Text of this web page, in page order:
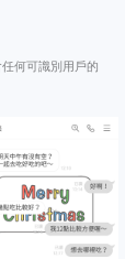
何可識別用戶的